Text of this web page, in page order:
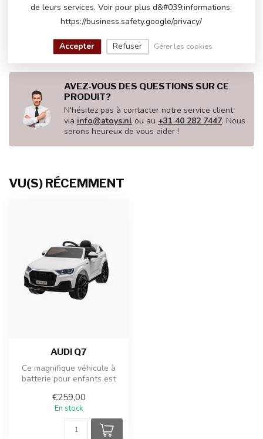
Audi Q7
€269,00
AVEZ-VOUS DES QUESTIONS SUR CE
PRODUIT?
N'hésitez pas à contacter notre service client
via info@atoys.nl ou au +31 40 282 7447. Nous
serons heureux de vous aider !
VU(S) RÉCEMMENT
AUDI Q7
Ce magnifique véhicule à
batterie pour enfants est
L'...
€259,00
En stock
de leurs services. Voir pour plus d&#039;informations:
https://business.safety.google/privacy/
Accepter Refuser Gérer les cookies